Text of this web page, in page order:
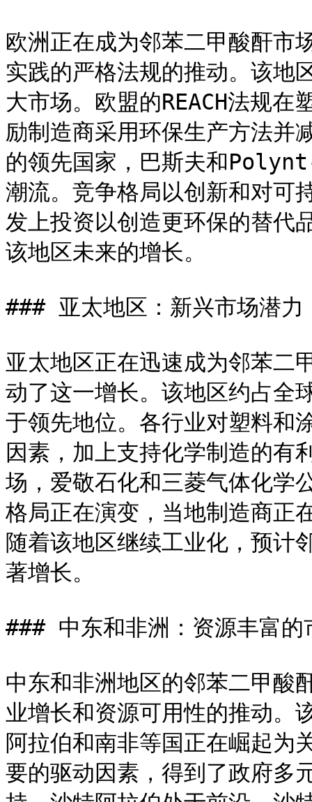
欧洲正在成为邻苯二甲酸酐市
实践的严格法规的推动。该地
大市场。欧盟的REACH法规
励制造商采用环保生产方法并
的领先国家，巴斯夫和
潮流。竞争格局以创新和对可
发上投资以创造更环保的替代
该地区未来的增长。
### 亚太地区：新兴市场潜力
亚太地区正在迅速成为邻苯二
动了这一增长。该地区约占全
于领先地位。各行业对塑料和
因素，加上支持化学制造的有
场，爱敬石化和三菱气体化学
格局正在演变，当地制造商正
随着该地区继续工业化，预计
著增长。
### 中东和非洲：资源丰富的
中东和非洲地区的邻苯二甲酸
业增长和资源可用性的推动。
阿拉伯和南非等国正在崛起为
要的驱动因素，得到了政府多